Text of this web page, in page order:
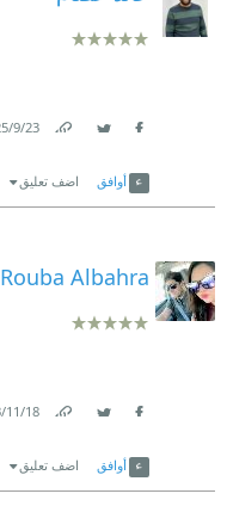
23‏/9‏/2025
أوافق اضف تعليق
Rouba Albahra
18‏/11‏/2023
أوافق اضف تعليق